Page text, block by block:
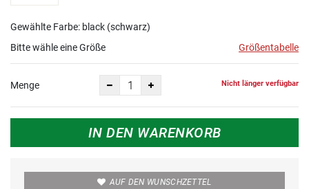
Gewählte Farbe: black (schwarz)
Bitte wähle eine Größe
Größentabelle
Menge Nicht länger verfügbar
IN DEN WARENKORB
AUF DEN WUNSCHZETTEL